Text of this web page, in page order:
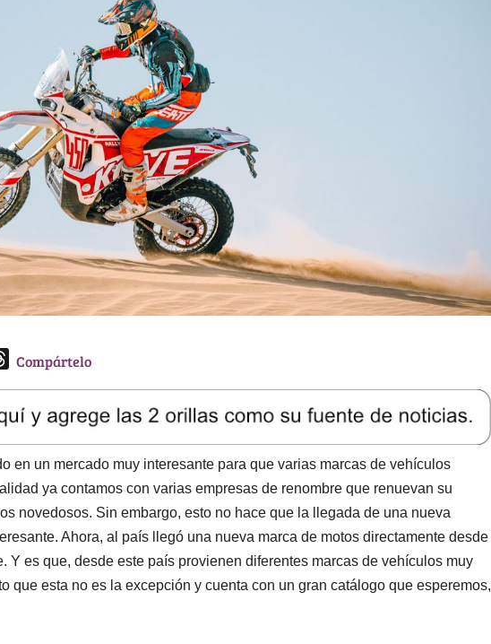
T
e
a
d
s
Compártelo
en un mercado muy interesante para que varias marcas de vehículos
ya contamos con varias empresas de renombre que renuevan su
novedosos. Sin embargo, esto no hace que la llegada de una nueva
Ahora, al país llegó una nueva marca de motos directamente desde
Y es que, desde este país provienen diferentes marcas de vehículos muy
que esta no es la excepción y cuenta con un gran catálogo que esperemos,